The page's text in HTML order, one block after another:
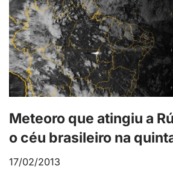
Meteoro que atingiu a
o céu brasileiro na
17/02/2013